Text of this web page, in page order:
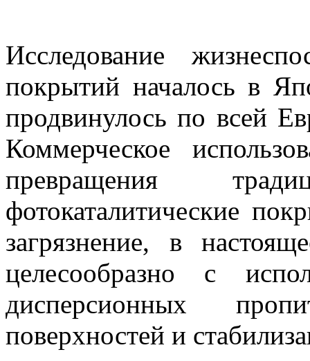
Исследование
покрытий началось в
продвинулось по всей
Коммерческое
превращения
фотокаталитические
загрязнение, в
целесообразно с
дисперсионных
поверхностей и